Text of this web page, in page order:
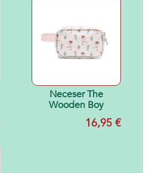
Neceser The
Wooden Boy
16,95 €